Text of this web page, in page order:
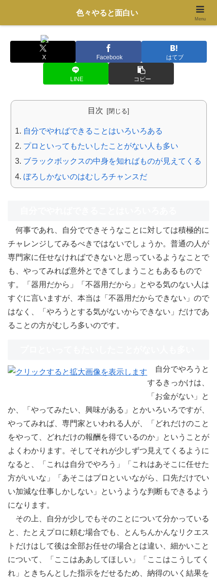
今 何でもチャレンジ やりゃあできる！
X Facebook はてブ
LINE コピー
目次
自分でやればできることはいろいろある
プロといってもたいしたことがない人も多い
ブラックボックスの中身を知ればものが見えてくる
ぼろしかないのはむしろチャンスだ
何事であれ、自分でできそうなことに対しては積極的に
チャレンジしてみるべきではないでしょうか。普通の人が
専門家に任せなければできないと思っているようなことで
も、やってみれば意外とできてしまうこともあるもので
す。「器用だから」「不器用だから」とやる気のない人は
すぐに言いますが、本当は「不器用だからできない」ので
はなく、「やろうとする気がないからできない」だけであ
ることの方がむしろ多いのです。
自分でやろうと
するきっかけは、
「お金がない」と
か、「やってみたい、興味がある」とかいろいろですが、
やってみれば、専門家といわれる人が、「どれだけのこと
をやって、どれだけの報酬を得ているのか」ということが
よくわかります。そしてそれが少しずつ見えてくるように
なると、「これは自分でやろう」「これはあそこに任せた
方がいいな」「あそこはプロといいながら、口先だけでい
い加減な仕事しかしない」というような判断もできるよう
になります。
その上、自分が少しでもそのことについて分かっている
と、たとえプロに頼む場合でも、とんちんかんなリクエス
トだけはして後は全部お任せの場合とは違い、細かいこと
について、「ここはああしてほしい」「ここはこうしてく
れ」ときちんとした指示をだせるため、納得のいく結果を
色々やると面白い
Menu